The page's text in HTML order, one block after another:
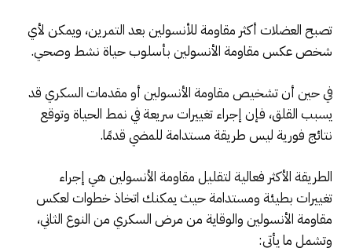
تصبح العضلات أكثر مقاومة للأنسولين بعد التمرين، ويمكن لأي
شخص عكس مقاومة الأنسولين بأسلوب حياة نشط وصحي.
في حين أن تشخيص مقاومة الأنسولين أو مقدمات السكري قد
يسبب القلق، فإن إجراء تغييرات سريعة في نمط الحياة وتوقع
نتائج فورية ليس طريقة مستدامة للمضي قدمًا.
الطريقة الأكثر فعالية لتقليل مقاومة الأنسولين هي إجراء
تغييرات بطيئة ومستدامة حيث يمكنك اتخاذ خطوات لعكس
مقاومة الأنسولين والوقاية من مرض السكري من النوع الثاني،
وتشمل ما يأتي: